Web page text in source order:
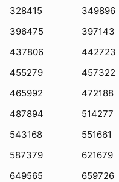
328415
349896
396475
397143
437806
442723
455279
457322
465992
472188
487894
514277
543168
551661
587379
621679
649565
659726